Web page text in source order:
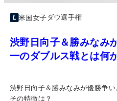
米国女子ダウ選手権
渋野日向子＆勝みな
一のダブルス戦とは何
渋野日向子＆勝みなみが優勝争い
その特徴は？